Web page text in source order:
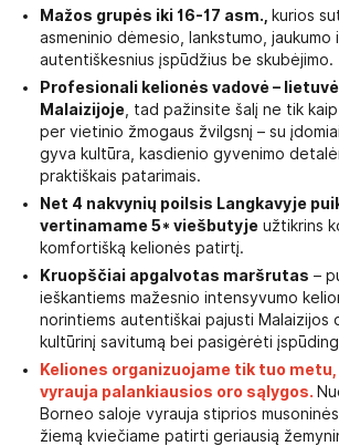
Mažos grupės iki 16-17 asm.,
kurios
asmeninio dėmesio, lankstumo,
autentiškesnius įspūdžius be skubėjimo.
Profesionali kelionės vadovė –
Malaizijoje , tad pažinsite šalį ne tik
per vietinio žmogaus žvilgsnį – su
gyva kultūra, kasdienio gyvenimo
praktiškais patarimais.
Net 4 nakvynių poilsis Langkavyje
vertinamame 5* viešbutyje užtikrins
komfortišką kelionės patirtį.
Kruopščiai apgalvotas maršrutas –
ieškantiems mažesnio intensyvumo
norintiems autentiškai pajusti Malaizijos
kultūrinį savitumą bei pasigėrėti
Keliones organizuojame tik tuo
vyrauja palankiausios oro sąlygos.
Borneo saloje vyrauja stiprios
žiemą kviečiame patirti geriausią